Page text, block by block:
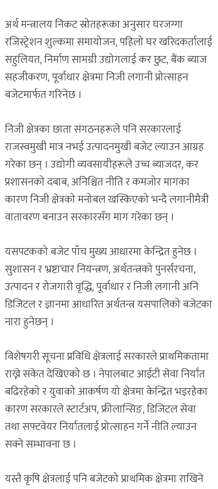
अर्थ मन्त्रालय निकट स्रोतहरूका अनुसार घरजग्गा
रजिस्ट्रेशन शुल्कमा समायोजन, पहिलो घर खरिदकर्तालाई
सहुलियत, निर्माण सामग्री उद्योगलाई कर छुट, बैंक ब्याज
सहजीकरण, पूर्वाधार क्षेत्रमा निजी लगानी प्रोत्साहन
बजेटमार्फत गरिनेछ ।
निजी क्षेत्रका छाता संगठनहरूले पनि सरकारलाई
राजस्वमुखी मात्र नभई उत्पादनमुखी बजेट ल्याउन आग्रह
गरेका छन् । उद्योगी व्यवसायीहरूले उच्च ब्याजदर, कर
प्रशासनको दबाब, अनिश्चित नीति र कमजोर मागका
कारण निजी क्षेत्रको मनोबल खस्किएको भन्दै लगानीमैत्री
वातावरण बनाउन सरकारसँग माग गरेका छन् ।
यसपटकको बजेट पाँच मुख्य आधारमा केन्द्रित हुनेछ ।
सुशासन र भ्रष्टाचार नियन्त्रण, अर्थतन्त्रको पुनर्संरचना,
उत्पादन र रोजगारी वृद्धि, पूर्वाधार र निजी लगानी अनि
डिजिटल र ज्ञानमा आधारित अर्थतन्त्र यसपालिको बजेटका
नारा हुनेछन् ।
विशेषगरी सूचना प्रविधि क्षेत्रलाई सरकारले प्राथमिकतामा
राख्ने संकेत देखिएको छ । नेपालबाट आईटी सेवा निर्यात
बढिरहेको र युवाको आकर्षण यो क्षेत्रमा केन्द्रित भइरहेका
कारण सरकारले स्टार्टअप, फ्रीलान्सिङ, डिजिटल सेवा
तथा सफ्टवेयर निर्यातलाई प्रोत्साहन गर्ने नीति ल्याउन
सक्ने सम्भावना छ ।
यस्तै कृषि क्षेत्रलाई पनि बजेटको प्राथमिक क्षेत्रमा राखिने